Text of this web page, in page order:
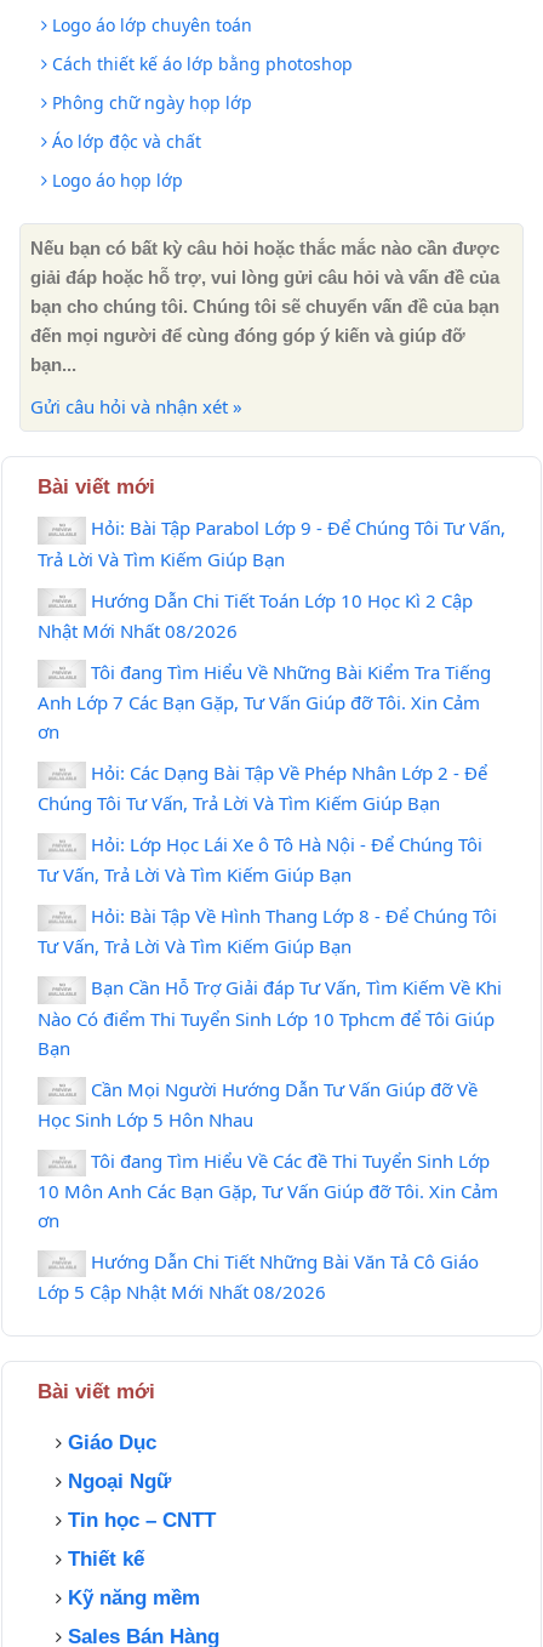
Logo áo lớp chuyên toán
Cách thiết kế áo lớp bằng photoshop
Phông chữ ngày họp lớp
Áo lớp độc và chất
Logo áo họp lớp
Nếu bạn có bất kỳ câu hỏi hoặc thắc mắc nào cần được
giải đáp hoặc hỗ trợ, vui lòng gửi câu hỏi và vấn đề của
bạn cho chúng tôi. Chúng tôi sẽ chuyển vấn đề của bạn
đến mọi người để cùng đóng góp ý kiến ​​và giúp đỡ
bạn...
Gửi câu hỏi và nhận xét »
Bài viết mới
Hỏi: Bài Tập Parabol Lớp 9 - Để Chúng Tôi Tư Vấn,
Trả Lời Và Tìm Kiếm Giúp Bạn
Hướng Dẫn Chi Tiết Toán Lớp 10 Học Kì 2 Cập
Nhật Mới Nhất 08/2026
Tôi đang Tìm Hiểu Về Những Bài Kiểm Tra Tiếng
Anh Lớp 7 Các Bạn Gặp, Tư Vấn Giúp đỡ Tôi. Xin Cảm
ơn
Hỏi: Các Dạng Bài Tập Về Phép Nhân Lớp 2 - Để
Chúng Tôi Tư Vấn, Trả Lời Và Tìm Kiếm Giúp Bạn
Hỏi: Lớp Học Lái Xe ô Tô Hà Nội - Để Chúng Tôi
Tư Vấn, Trả Lời Và Tìm Kiếm Giúp Bạn
Hỏi: Bài Tập Về Hình Thang Lớp 8 - Để Chúng Tôi
Tư Vấn, Trả Lời Và Tìm Kiếm Giúp Bạn
Bạn Cần Hỗ Trợ Giải đáp Tư Vấn, Tìm Kiếm Về Khi
Nào Có điểm Thi Tuyển Sinh Lớp 10 Tphcm để Tôi Giúp
Bạn
Cần Mọi Người Hướng Dẫn Tư Vấn Giúp đỡ Về
Học Sinh Lớp 5 Hôn Nhau
Tôi đang Tìm Hiểu Về Các đề Thi Tuyển Sinh Lớp
10 Môn Anh Các Bạn Gặp, Tư Vấn Giúp đỡ Tôi. Xin Cảm
ơn
Hướng Dẫn Chi Tiết Những Bài Văn Tả Cô Giáo
Lớp 5 Cập Nhật Mới Nhất 08/2026
Bài viết mới
Giáo Dục
Ngoại Ngữ
Tin học – CNTT
Thiết kế
Kỹ năng mềm
Sales Bán Hàng